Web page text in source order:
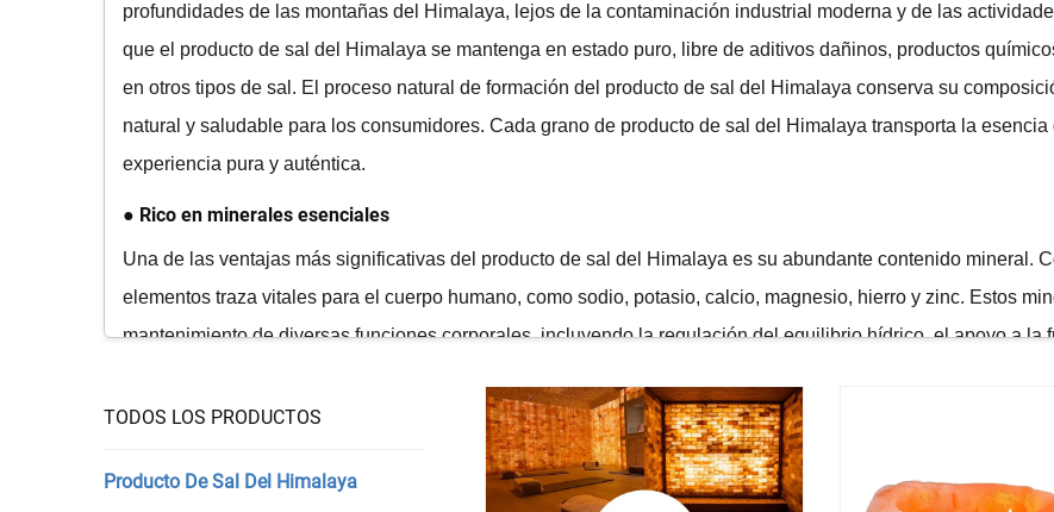
profundidades de las montañas del Himalaya, lejos de la contaminación industrial moderna y de las
que el producto de sal del Himalaya se mantenga en estado puro, libre de aditivos dañinos, productos
en otros tipos de sal. El proceso natural de formación del producto de sal del Himalaya conserva su
natural y saludable para los consumidores. Cada grano de producto de sal del Himalaya transporta la
experiencia pura y auténtica.
● Rico en minerales esenciales
Una de las ventajas más significativas del producto de sal del Himalaya es su abundante contenido mineral.
elementos traza vitales para el cuerpo humano, como sodio, potasio, calcio, magnesio, hierro y zinc. Estos
mantenimiento de diversas funciones corporales, incluyendo la regulación del equilibrio hídrico, el apoyo a la
producto de sal del Himalaya conserva todos estos nutrientes valiosos. Al incorporar el producto de sal del
suplementar sus cuerpos con estos minerales esenciales de forma natural, contribuyendo así a la salud
TODOS LOS PRODUCTOS
Producto De Sal Del Himalaya